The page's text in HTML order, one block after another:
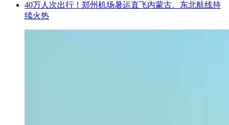
40万人次出行！郑州机场暑运直飞内蒙古、东北航线持
续火热